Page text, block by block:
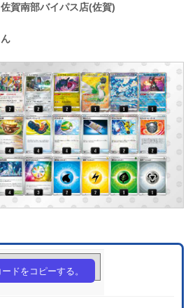
賀南部バイパス店(佐賀)
vPrPVH-MyM2M2
ドをコピーする。